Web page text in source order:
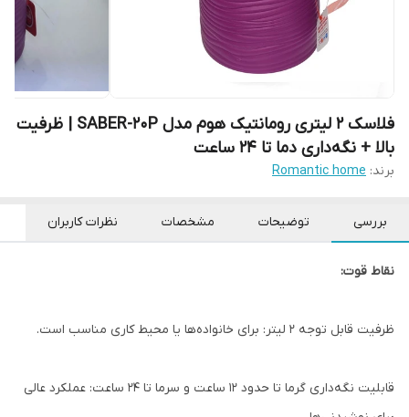
فلاسک ۲ لیتری رومانتیک هوم مدل SABER-20P | ظرفیت
بالا + نگه‌داری دما تا ۲۴ ساعت
برند: Romantic home
بررسی توضیحات مشخصات نظرات کاربران
نقاط قوت:
ظرفیت قابل توجه ۲ لیتر: برای خانواده‌ها یا محیط کاری مناسب است.
قابلیت نگه‌داری گرما تا حدود ۱۲ ساعت و سرما تا ۲۴ ساعت: عملکرد عالی